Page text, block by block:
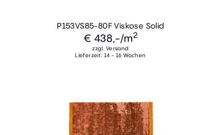
P153VS85-80F Viskose Solid
€ 438,-/m2
zzgl. Versand
Lieferzeit: 14 - 16 Wochen